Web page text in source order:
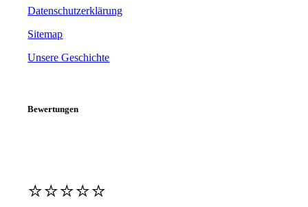
Datenschutzerklärung
Sitemap
Unsere Geschichte
Bewertungen
⭐️⭐️⭐️⭐️⭐️